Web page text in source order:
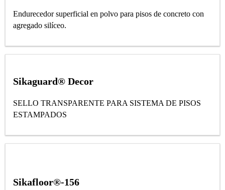
Endurecedor superficial en polvo para pisos de concreto con
agregado silíceo.
Sikaguard® Decor
SELLO TRANSPARENTE PARA SISTEMA DE PISOS
ESTAMPADOS
Sikafloor®-156